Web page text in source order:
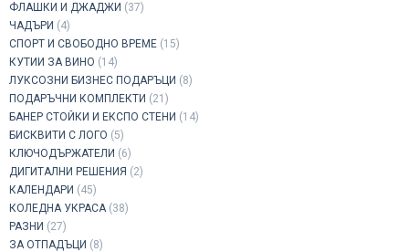
ФЛАШКИ И ДЖАДЖИ (37)
ЧАДЪРИ (4)
СПОРТ И СВОБОДНО ВРЕМЕ (15)
КУТИИ ЗА ВИНО (14)
ЛУКСОЗНИ БИЗНЕС ПОДАРЪЦИ (8)
ПОДАРЪЧНИ КОМПЛЕКТИ (21)
БАНЕР СТОЙКИ И ЕКСПО СТЕНИ (14)
БИСКВИТИ С ЛОГО (5)
КЛЮЧОДЪРЖАТЕЛИ (6)
ДИГИТАЛНИ РЕШЕНИЯ (2)
КАЛЕНДАРИ (45)
КОЛЕДНА УКРАСА (38)
РАЗНИ (27)
ЗА ОТПАДЪЦИ (8)